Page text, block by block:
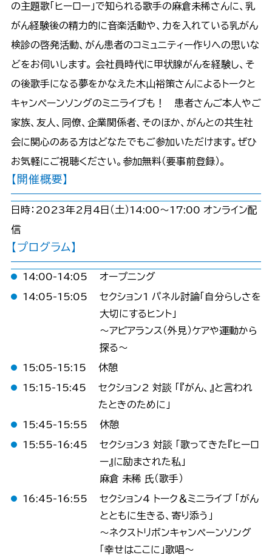
の主題歌「ヒーロー」で知られる歌手の麻倉未稀さんに、乳
がん経験後の精力的に音楽活動や、力を入れている乳がん
検診の啓発活動、がん患者のコミュニティー作りへの思いな
どをお伺いします。 会社員時代に甲状腺がんを経験し、そ
の後歌手になる夢をかなえた木山裕策さんによるトークと
キャンペーンソングのミニライブも！ 患者さんご本人やご
家族、友人、同僚、企業関係者、そのほか、がんとの共生社
会に関心のある方はどなたでもご参加いただけます。ぜひ
お気軽にご視聴ください。参加無料（要事前登録）。
【開催概要】
日時：2023年2月4日（土）14:00～17:00 オンライン配
信
【プログラム】
14:00-14:05 オープニング
14:05-15:05
セクション1 パネル討論「自分らしさを
大切にするヒント」
～アピアランス（外見）ケアや運動から
探る～
15:05-15:15 休憩
15:15-15:45
セクション2 対談 「『がん、』と言われ
たときのために」
15:45-15:55 休憩
15:55-16:45
セクション3 対談 「歌ってきた『ヒーロ
ー』に励まされた私」
麻倉 未稀 氏（歌手）
16:45-16:55
セクション4 トーク＆ミニライブ 「がん
とともに生きる、寄り添う」
～ネクストリボンキャンペーンソング
「幸せはここに」歌唱～